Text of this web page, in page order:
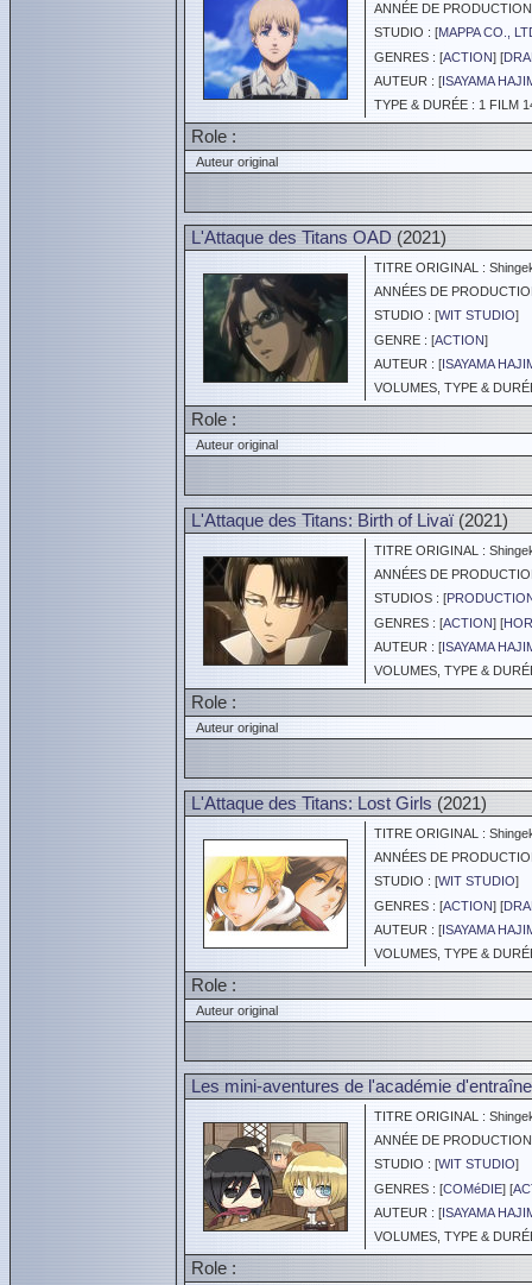
ANNÉE DE
STUDIO : [MAPPA CO.,
GENRES : [ACTION] [
AUTEUR : [ISAYAMA
TYPE & DURÉE : 1 FILM
Role :
Auteur original
L'Attaque des Titans OAD (2021)
TITRE ORIGINAL :
ANNÉES DE
STUDIO : [WIT STUDIO]
GENRE : [ACTION]
AUTEUR : [ISAYAMA
VOLUMES, TYPE &
Role :
Auteur original
L'Attaque des Titans: Birth of Livaï(2021)
TITRE ORIGINAL :
ANNÉES DE
STUDIOS : [
GENRES : [ACTION] [
AUTEUR : [ISAYAMA
VOLUMES, TYPE &
Role :
Auteur original
L'Attaque des Titans: Lost Girls (2021)
TITRE ORIGINAL :
ANNÉES DE
STUDIO : [WIT STUDIO]
GENRES : [ACTION] [
AUTEUR : [ISAYAMA
VOLUMES, TYPE &
Role :
Auteur original
Les mini-aventures de l'académie
TITRE ORIGINAL :
ANNÉE DE
STUDIO : [WIT STUDIO]
GENRES : [COMéDIE] [
AUTEUR : [ISAYAMA
VOLUMES, TYPE &
Role :